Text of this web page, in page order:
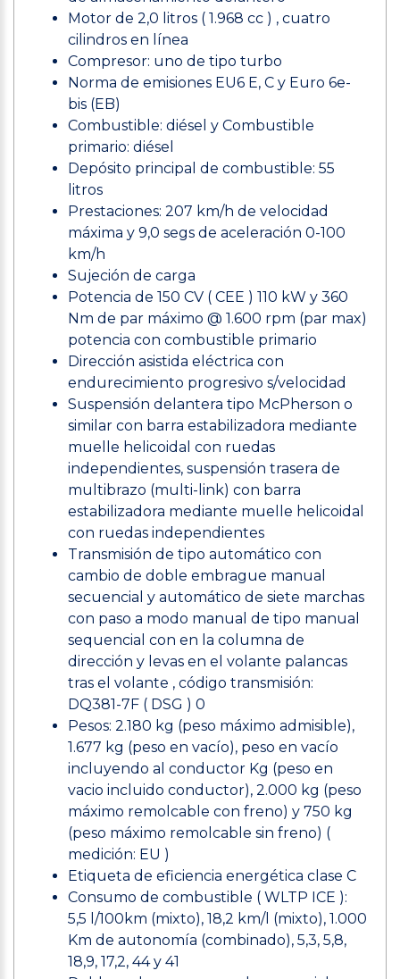
Motor de 2,0 litros ( 1.968 cc ) , cuatro
cilindros en línea
Compresor: uno de tipo turbo
Norma de emisiones EU6 E, C y Euro 6e-
bis (EB)
Combustible: diésel y Combustible
primario: diésel
Depósito principal de combustible: 55
litros
Prestaciones: 207 km/h de velocidad
máxima y 9,0 segs de aceleración 0-100
km/h
Sujeción de carga
Potencia de 150 CV ( CEE ) 110 kW y 360
Nm de par máximo @ 1.600 rpm (par max)
potencia con combustible primario
Dirección asistida eléctrica con
endurecimiento progresivo s/velocidad
Suspensión delantera tipo McPherson o
similar con barra estabilizadora mediante
muelle helicoidal con ruedas
independientes, suspensión trasera de
multibrazo (multi-link) con barra
estabilizadora mediante muelle helicoidal
con ruedas independientes
Transmisión de tipo automático con
cambio de doble embrague manual
secuencial y automático de siete marchas
con paso a modo manual de tipo manual
sequencial con en la columna de
dirección y levas en el volante palancas
tras el volante , código transmisión:
DQ381-7F ( DSG ) 0
Pesos: 2.180 kg (peso máximo admisible),
1.677 kg (peso en vacío), peso en vacío
incluyendo al conductor Kg (peso en
vacio incluido conductor), 2.000 kg (peso
máximo remolcable con freno) y 750 kg
(peso máximo remolcable sin freno) (
medición: EU )
Etiqueta de eficiencia energética clase C
Consumo de combustible ( WLTP ICE ):
5,5 l/100km (mixto), 18,2 km/l (mixto), 1.000
Km de autonomía (combinado), 5,3, 5,8,
18,9, 17,2, 44 y 41